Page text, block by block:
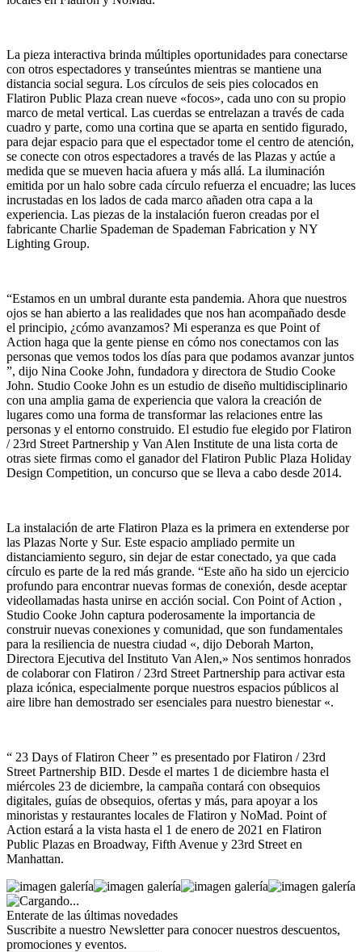
La pieza interactiva brinda múltiples oportunidades para conectarse
con otros espectadores y transeúntes mientras se mantiene una
distancia social segura. Los círculos de seis pies colocados en
Flatiron Public Plaza crean nueve «focos», cada uno con su propio
marco de metal vertical. Las cuerdas se entrelazan a través de cada
cuadro y parte, como una cortina que se aparta en sentido figurado,
para dejar espacio para que el espectador tome el centro de atención,
se conecte con otros espectadores a través de las Plazas y actúe a
medida que se mueven hacia afuera y más allá. La iluminación
emitida por un halo sobre cada círculo refuerza el encuadre; las luces
incrustadas en los lados de cada marco añaden otra capa a la
experiencia. Las piezas de la instalación fueron creadas por el
fabricante Charlie Spademan de Spademan Fabrication y NY
Lighting Group.
“Estamos en un umbral durante esta pandemia. Ahora que nuestros
ojos se han abierto a las realidades que nos han acompañado desde
el principio, ¿cómo avanzamos? Mi esperanza es que Point of
Action haga que la gente piense en cómo nos conectamos con las
personas que vemos todos los días para que podamos avanzar juntos
”, dijo Nina Cooke John, fundadora y directora de Studio Cooke
John. Studio Cooke John es un estudio de diseño multidisciplinario
con una amplia gama de experiencia que valora la creación de
lugares como una forma de transformar las relaciones entre las
personas y el entorno construido. El estudio fue elegido por Flatiron
/ 23rd Street Partnership y Van Alen Institute de una lista corta de
otras siete firmas como el ganador del Flatiron Public Plaza Holiday
Design Competition, un concurso que se lleva a cabo desde 2014.
La instalación de arte Flatiron Plaza es la primera en extenderse por
las Plazas Norte y Sur. Este espacio ampliado permite un
distanciamiento seguro, sin dejar de estar conectado, ya que cada
círculo es parte de la red más grande. “Este año ha sido un ejercicio
profundo para encontrar nuevas formas de conexión, desde aceptar
videollamadas hasta unirse en acción social. Con Point of Action ,
Studio Cooke John captura poderosamente la importancia de
construir nuevas conexiones y comunidad, que son fundamentales
para la resiliencia de nuestra ciudad «, dijo Deborah Marton,
Directora Ejecutiva del Instituto Van Alen,» Nos sentimos honrados
de colaborar con Flatiron / 23rd Street Partnership para activar esta
plaza icónica, especialmente porque nuestros espacios públicos al
aire libre han demostrado ser esenciales para nuestro bienestar «.
“ 23 Days of Flatiron Cheer ” es presentado por Flatiron / 23rd
Street Partnership BID. Desde el martes 1 de diciembre hasta el
miércoles 23 de diciembre, la campaña contará con obsequios
digitales, guías de obsequios, ofertas y más, para apoyar a los
minoristas y restaurantes locales de Flatiron y NoMad. Point of
Action estará a la vista hasta el 1 de enero de 2021 en Flatiron
Public Plazas en Broadway, Fifth Avenue y 23rd Street en
Manhattan.
Enterate de las últimas novedades
Suscribite a nuestro Newsletter para conocer nuestros descuentos,
promociones y eventos.